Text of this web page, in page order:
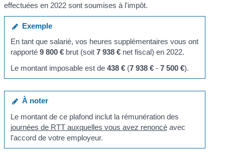
effectuées en 2022 sont soumises à l'impôt.
Exemple
En tant que salarié, vos heures supplémentaires vous ont
rapporté 9 800 €brut (soit 7 938 €net fiscal) en 2022.
Le montant imposable est de 438 €(7 938 €- 7 500 €).
À noter
Le montant de ce plafond inclut la rémunération des
journées de RTT auxquelles vous avez renoncéavec
l'accord de votre employeur.